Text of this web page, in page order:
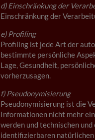
d) Einschränkung der
Einschränkung der
e) Profiling
Profiling ist jede Art der
bestimmte persönliche
Lage, Gesundheit,
vorherzusagen.
f) Pseudonymisierung
Pseudonymisierung ist die
Informationen nicht mehr
werden und technischen
identifizierbaren natürlichen